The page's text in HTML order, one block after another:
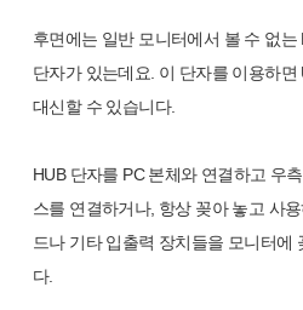
후면에는 일반 모니터에서 볼 수 없는
단자가 있는데요. 이 단자를 이용하면
대신할 수 있습니다.
HUB 단자를 PC 본체와 연결하고 우
스를 연결하거나, 항상 꽂아 놓고 사
드나 기타 입출력 장치들을 모니터에
다.